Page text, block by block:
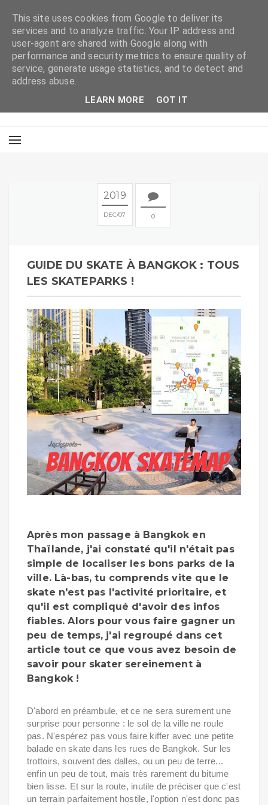
2019
DEC 07 0
GUIDE DU SKATE À BANGKOK : TOUS
LES SKATEPARKS !
Après mon passage à Bangkok en
Thaïlande, j'ai constaté qu'il n'était pas
simple de localiser les bons parks de la
ville. Là-bas, tu comprends vite que le
skate n'est pas l'activité prioritaire, et
qu'il est compliqué d'avoir des infos
fiables. Alors pour vous faire gagner un
peu de temps, j'ai regroupé dans cet
article tout ce que vous avez besoin de
savoir pour skater sereinement à
Bangkok !
D'abord en préambule, et ce ne sera surement une
surprise pour personne : le sol de la ville ne roule
pas. N'espérez pas vous faire kiffer avec une petite
balade en skate dans les rues de Bangkok. Sur les
trottoirs, souvent des dalles, ou un peu de terre...
enfin un peu de tout, mais très rarement du bitume
bien lisse. Et sur la route, inutile de préciser que c'est
un terrain parfaitement hostile, l'option n'est donc pas
This site uses cookies from Google to deliver its
services and to analyze traffic. Your IP address and
user-agent are shared with Google along with
performance and security metrics to ensure quality of
service, generate usage statistics, and to detect and
address abuse.
LEARN MORE GOT IT